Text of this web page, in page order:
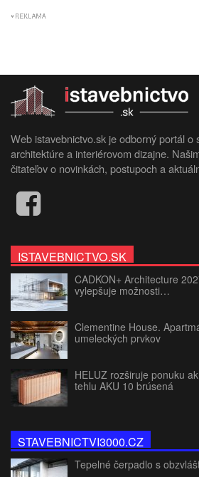
Web istavebnictvo.sk je odborný portál o
architektúre a interiérovom dizajne.
čitateľov o novinkách, postupoch a
ISTAVEBNICTVO.SK
CADKON+ Architecture
vylepšuje možnosti…
Clementine House.
umeleckých prvkov
HELUZ rozširuje ponuku
tehlu AKU 10 brúsená
STAVEBNICTVI3000.CZ
Tepelné čerpadlo s